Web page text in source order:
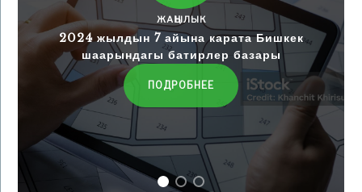
ЖАҢЫЛЫК
2024 жылдын 7 айына карата Бишкек
шаарындагы батирлер базары
ПОДРОБНЕЕ